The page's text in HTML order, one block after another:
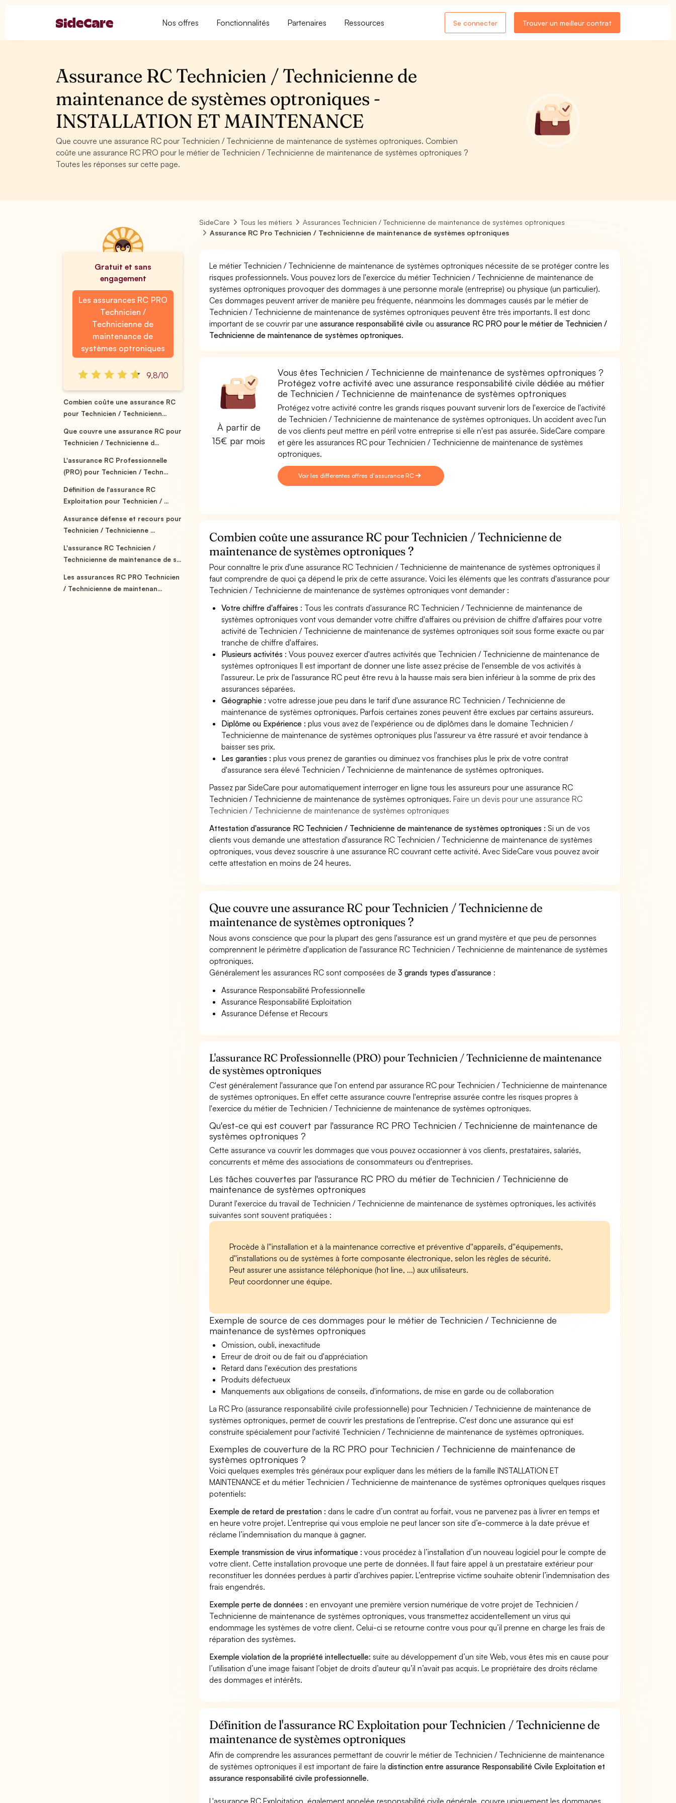
Nos offres Fonctionnalités Partenaires Ressources Se connecter Trouver un meilleur contrat
Assurance RC Technicien / Technicienne de
maintenance de systèmes optroniques -
INSTALLATION ET MAINTENANCE
Que couvre une assurance RC pour Technicien / Technicienne de maintenance de systèmes optroniques. Combien
coûte une assurance RC PRO pour le métier de Technicien / Technicienne de maintenance de systèmes optroniques ?
Toutes les réponses sur cette page.
Gratuit et sans
engagement
Les assurances RC PRO
Technicien /
Technicienne de
maintenance de
systèmes optroniques
9,8/10
Combien coûte une assurance RC
pour Technicien / Technicienn...
Que couvre une assurance RC pour
Technicien / Technicienne d...
L'assurance RC Professionnelle
(PRO) pour Technicien / Techn...
Définition de l'assurance RC
Exploitation pour Technicien / ...
Assurance défense et recours pour
Technicien / Technicienne ...
L'assurance RC Technicien /
Technicienne de maintenance de s...
Les assurances RC PRO Technicien
/ Technicienne de maintenan...
SideCare Tous les métiers
Assurances Technicien / Technicienne de maintenance de systèmes optroniques
Assurance RC Pro Technicien / Technicienne de maintenance de systèmes optroniques
Le métier Technicien / Technicienne de maintenance de systèmes optroniques nécessite de se protéger contre les
risques professionnels. Vous pouvez lors de l'exercice du métier Technicien / Technicienne de maintenance de
systèmes optroniques provoquer des dommages à une personne morale (entreprise) ou physique (un particulier).
Ces dommages peuvent arriver de manière peu fréquente, néanmoins les dommages causés par le métier de
Technicien / Technicienne de maintenance de systèmes optroniques peuvent être très importants. Il est donc
important de se couvrir par uneassurance responsabilité civile ouassurance RC PRO pour le métier de Technicien /
Technicienne de maintenance de systèmes optroniques.
À partir de
15€ par mois
Vous êtes Technicien / Technicienne de maintenance de systèmes optroniques ?
Protégez votre activité avec une assurance responsabilité civile dédiée au métier
de Technicien / Technicienne de maintenance de systèmes optroniques
Protégez votre activité contre les grands risques pouvant survenir lors de l'exercice de l'activité
de Technicien / Technicienne de maintenance de systèmes optroniques. Un accident avec l'un
de vos clients peut mettre en péril votre entreprise si elle n'est pas assurée. SideCare compare
et gère les assurances RC pour Technicien / Technicienne de maintenance de systèmes
optroniques.
Voir les différentes offres d'assurance RC
Combien coûte une assurance RC pour Technicien / Technicienne de
maintenance de systèmes optroniques ?
Pour connaître le prix d'une assurance RC Technicien / Technicienne de maintenance de systèmes optroniques il
faut comprendre de quoi ça dépend le prix de cette assurance. Voici les éléments que les contrats d'assurance pour
Technicien / Technicienne de maintenance de systèmes optroniques vont demander :
Votre chiffre d'affaires : Tous les contrats d'assurance RC Technicien / Technicienne de maintenance de
systèmes optroniques vont vous demander votre chiffre d'affaires ou prévision de chiffre d'affaires pour votre
activité de Technicien / Technicienne de maintenance de systèmes optroniques soit sous forme exacte ou par
tranche de chiffre d'affaires.
Plusieurs activités : Vous pouvez exercer d'autres activités que Technicien / Technicienne de maintenance de
systèmes optroniques Il est important de donner une liste assez précise de l'ensemble de vos activités à
l'assureur. Le prix de l'assurance RC peut être revu à la hausse mais sera bien inférieur à la somme de prix des
assurances séparées.
Géographie :votre adresse joue peu dans le tarif d'une assurance RC Technicien / Technicienne de
maintenance de systèmes optroniques. Parfois certaines zones peuvent être exclues par certains assureurs.
Diplôme ou Expérience :plus vous avez de l'expérience ou de diplômes dans le domaine Technicien /
Technicienne de maintenance de systèmes optroniques plus l'assureur va être rassuré et avoir tendance à
baisser ses prix.
Les garanties :plus vous prenez de garanties ou diminuez vos franchises plus le prix de votre contrat
d'assurance sera élevé Technicien / Technicienne de maintenance de systèmes optroniques.
Passez par SideCare pour automatiquement interroger en ligne tous les assureurs pour une assurance RC
Technicien / Technicienne de maintenance de systèmes optroniques.Faire un devis pour une assurance RC
Technicien / Technicienne de maintenance de systèmes optroniques
Attestation d'assurance RC Technicien / Technicienne de maintenance de systèmes optroniques : Si un de vos
clients vous demande une attestation d'assurance RC Technicien / Technicienne de maintenance de systèmes
optroniques, vous devez souscrire à une assurance RC couvrant cette activité. Avec SideCare vous pouvez avoir
cette attestation en moins de 24 heures.
Que couvre une assurance RC pour Technicien / Technicienne de
maintenance de systèmes optroniques ?
Nous avons conscience que pour la plupart des gens l'assurance est un grand mystère et que peu de personnes
comprennent le périmètre d'application de l'assurance RC Technicien / Technicienne de maintenance de systèmes
optroniques.
Généralement les assurances RC sont composées de3 grands types d'assurance :
Assurance Responsabilité Professionnelle
Assurance Responsabilité Exploitation
Assurance Défense et Recours
L'assurance RC Professionnelle (PRO) pour Technicien / Technicienne de maintenance
de systèmes optroniques
C'est généralement l'assurance que l'on entend par assurance RC pour Technicien / Technicienne de maintenance
de systèmes optroniques. En effet cette assurance couvre l'entreprise assurée contre les risques propres à
l'exercice du métier de Technicien / Technicienne de maintenance de systèmes optroniques.
Qu'est-ce qui est couvert par l'assurance RC PRO Technicien / Technicienne de maintenance de
systèmes optroniques ?
Cette assurance va couvrir les dommages que vous pouvez occasionner à vos clients, prestataires, salariés,
concurrents et même des associations de consommateurs ou d'entreprises.
Les tâches couvertes par l'assurance RC PRO du métier de Technicien / Technicienne de
maintenance de systèmes optroniques
Durant l'exercice du travail de Technicien / Technicienne de maintenance de systèmes optroniques, les activités
suivantes sont souvent pratiquées :
Procède à l''installation et à la maintenance corrective et préventive d''appareils, d''équipements,
d''installations ou de systèmes à forte composante électronique, selon les règles de sécurité.
Peut assurer une assistance téléphonique (hot line, ...) aux utilisateurs.
Peut coordonner une équipe.
Exemple de source de ces dommages pour le métier de Technicien / Technicienne de
maintenance de systèmes optroniques
Omission, oubli, inexactitude
Erreur de droit ou de fait ou d'appréciation
Retard dans l'exécution des prestations
Produits défectueux
Manquements aux obligations de conseils, d'informations, de mise en garde ou de collaboration
La RC Pro (assurance responsabilité civile professionnelle) pour Technicien / Technicienne de maintenance de
systèmes optroniques, permet de couvrir les prestations de l’entreprise. C'est donc une assurance qui est
construite spécialement pour l'activité Technicien / Technicienne de maintenance de systèmes optroniques.
Exemples de couverture de la RC PRO pour Technicien / Technicienne de maintenance de
systèmes optroniques ?
Voici quelques exemples très généraux pour expliquer dans les métiers de la famille INSTALLATION ET
MAINTENANCE et du métier Technicien / Technicienne de maintenance de systèmes optroniques quelques risques
potentiels:
Exemple de retard de prestation : dans le cadre d’un contrat au forfait, vous ne parvenez pas à livrer en temps et
en heure votre projet. L’entreprise qui vous emploie ne peut lancer son site d’e-commerce à la date prévue et
réclame l’indemnisation du manque à gagner.
Exemple transmission de virus informatique : vous procédez à l’installation d’un nouveau logiciel pour le compte de
votre client. Cette installation provoque une perte de données. Il faut faire appel à un prestataire extérieur pour
reconstituer les données perdues à partir d’archives papier. L’entreprise victime souhaite obtenir l’indemnisation des
frais engendrés.
Exemple perte de données : en envoyant une première version numérique de votre projet de Technicien /
Technicienne de maintenance de systèmes optroniques, vous transmettez accidentellement un virus qui
endommage les systèmes de votre client. Celui-ci se retourne contre vous pour qu’il prenne en charge les frais de
réparation des systèmes.
Exemple violation de la propriété intellectuelle: suite au développement d’un site Web, vous êtes mis en cause pour
l’utilisation d’une image faisant l’objet de droits d’auteur qu’il n’avait pas acquis. Le propriétaire des droits réclame
des dommages et intérêts.
Définition de l'assurance RC Exploitation pour Technicien / Technicienne de
maintenance de systèmes optroniques
Afin de comprendre les assurances permettant de couvrir le métier de Technicien / Technicienne de maintenance
de systèmes optroniques il est important de faire ladistinction entre assurance Responsabilité Civile Exploitation et
assurance responsabilité civile professionnelle.
L'assurance RC Exploitation, également appelée responsabilité civile générale, couvre uniquement les dommages